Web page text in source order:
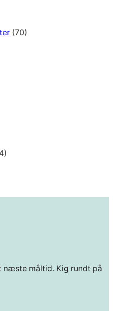
(70)
næste måltid. Kig rundt på